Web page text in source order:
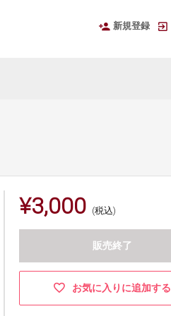
新規登録
¥3,000 (税込)
販売終了
お気に入りに追加する